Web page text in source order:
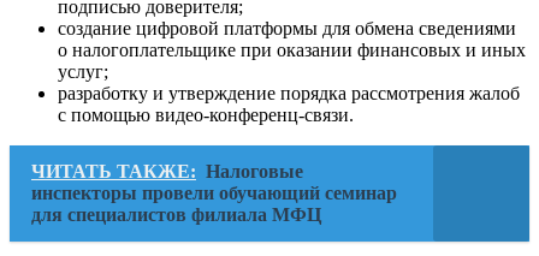
подписью доверителя;
создание цифровой платформы для обмена сведениями
о налогоплательщике при оказании финансовых и иных
услуг;
разработку и утверждение порядка рассмотрения жалоб
с помощью видео-конференц-связи.
ЧИТАТЬ ТАКЖЕ: Налоговые
инспекторы провели обучающий семинар
для специалистов филиала МФЦ